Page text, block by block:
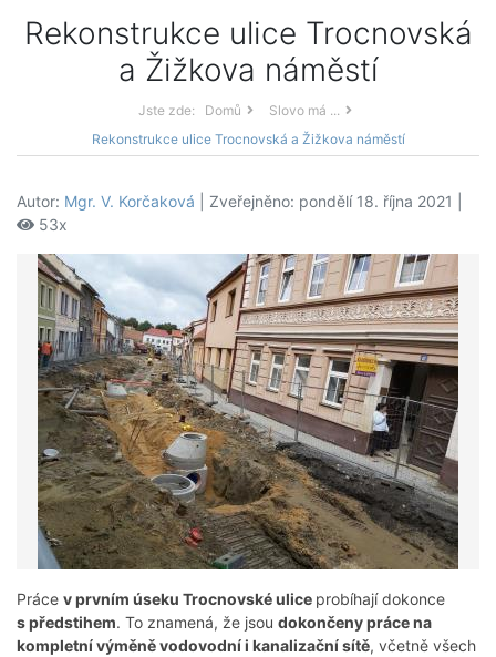
Rekonstrukce ulice Trocnovská
a Žižkova náměstí
Jste zde: Domů
Slovo má ...
Rekonstrukce ulice Trocnovská a Žižkova náměstí
Autor: Mgr. V. Korčaková | Zveřejněno: pondělí 18. října 2021 |
53x
Práce v prvním úseku Trocnovské ulice probíhají dokonce
s předstihem. To znamená, že jsou dokončeny práce na
kompletní výměně vodovodní i kanalizační sítě, včetně všech